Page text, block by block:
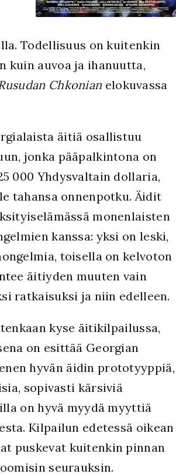
Todellisuus on kuitenkin
kuin auvoa ja ihanuutta,
Chkonian elokuvassa
äitiä osallistuu
jonka pääpalkintona on
000 Yhdysvaltain dollaria,
tahansa onnenpotku. Äidit
monenlaisten
kanssa: yksi on leski,
toisella on kelvoton
äitiyden muuten vain
ratkaisuksi ja niin edelleen.
kyse äitikilpailussa,
on esittää Georgian
hyvän äidin prototyyppiä,
sopivasti kärsiviä
on hyvä myydä myyttiä
Kilpailun edetessä oikean
puskevat kuitenkin pinnan
seurauksin.